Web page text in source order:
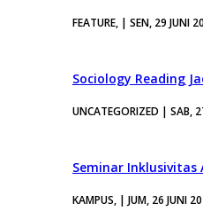
FEATURE, | SEN, 29 JUNI
Sociology Reading
UNCATEGORIZED | SAB,
Seminar Inklusivitas
KAMPUS, | JUM, 26 JUNI